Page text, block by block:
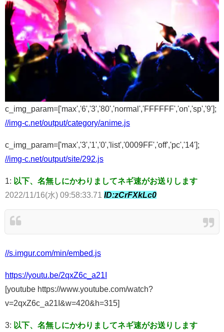
c_img_param=['max','6','3','80','normal','FFFFFF','on','sp','9'];
//img-c.net/output/category/anime.js
c_img_param=['max','3','1','0','list','0009FF','off','pc','14'];
//img-c.net/output/site/292.js
1: 以下、名無しにかわりましてネギ速がお送りします
2022/11/16(水) 09:58:33.71 ID:zCrFXkLc0
//s.imgur.com/min/embed.js
https://youtu.be/2qxZ6c_a21I
[youtube https://www.youtube.com/watch?
v=2qxZ6c_a21I&w=420&h=315]
3: 以下、名無しにかわりましてネギ速がお送りします